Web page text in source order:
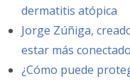
dermatitis atópica
Jorge Zúñiga,
estar más
¿Cómo puede